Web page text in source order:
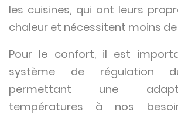
les cuisines, qui ont leurs
chaleur et nécessitent moins
Pour le confort, il est
système de régulation
permettant une
températures à nos